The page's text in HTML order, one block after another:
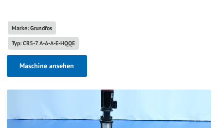
Marke: Grundfos
Typ: CR5-7 A-A-A-E-HQQE
Maschine ansehen